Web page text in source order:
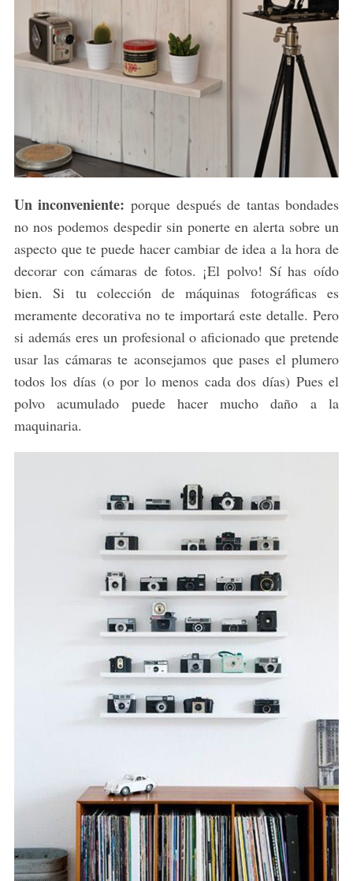
Un inconveniente: porque después de tantas bondades
no nos podemos despedir sin ponerte en alerta sobre un
aspecto que te puede hacer cambiar de idea a la hora de
decorar con cámaras de fotos. ¡El polvo! Sí has oído
bien. Si tu colección de máquinas fotográficas es
meramente decorativa no te importará este detalle. Pero
si además eres un profesional o aficionado que pretende
usar las cámaras te aconsejamos que pases el plumero
todos los días (o por lo menos cada dos días) Pues el
polvo acumulado puede hacer mucho daño a la
maquinaria.